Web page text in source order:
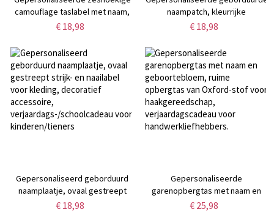
camouflage taslabel met naam,
waterdichte sleutelhanger met
acryl taslabel, schoolcadeau
voor kinderen/jongens
€ 18,98
naampatch, kleurrijke
letterapplicatie om op te strijken
accent,
verjaardags-/schoolcadeau voor
kinderen/jongens/meisjes
€ 18,98
Gepersonaliseerd geborduurd
naamplaatje, ovaal gestreept
strijk- en naailabel voor kleding,
€ 18,98
Gepersonaliseerde
garenopbergtas met naam en
geboortebloem, ruime
€ 25,98